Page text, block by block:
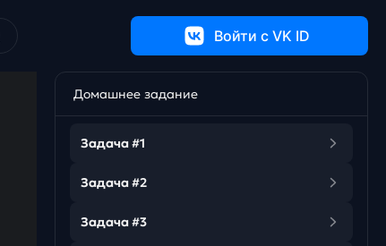
Войти c VK ID
Домашнее задание
Задача #1
Задача #2
Задача #3